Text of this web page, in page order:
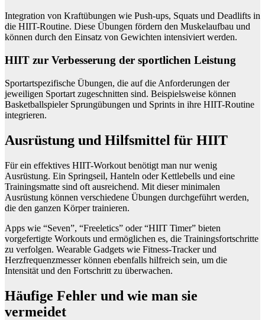
Integration von Kraftübungen wie Push-ups, Squats und Deadlifts in
die HIIT-Routine. Diese Übungen fördern den Muskelaufbau und
können durch den Einsatz von Gewichten intensiviert werden.
HIIT zur Verbesserung der sportlichen Leistung
Sportartspezifische Übungen, die auf die Anforderungen der
jeweiligen Sportart zugeschnitten sind. Beispielsweise können
Basketballspieler Sprungübungen und Sprints in ihre HIIT-Routine
integrieren.
Ausrüstung und Hilfsmittel für HIIT
Für ein effektives HIIT-Workout benötigt man nur wenig
Ausrüstung. Ein Springseil, Hanteln oder Kettlebells und eine
Trainingsmatte sind oft ausreichend. Mit dieser minimalen
Ausrüstung können verschiedene Übungen durchgeführt werden,
die den ganzen Körper trainieren.
Apps wie “Seven”, “Freeletics” oder “HIIT Timer” bieten
vorgefertigte Workouts und ermöglichen es, die Trainingsfortschritte
zu verfolgen. Wearable Gadgets wie Fitness-Tracker und
Herzfrequenzmesser können ebenfalls hilfreich sein, um die
Intensität und den Fortschritt zu überwachen.
Häufige Fehler und wie man sie
vermeidet